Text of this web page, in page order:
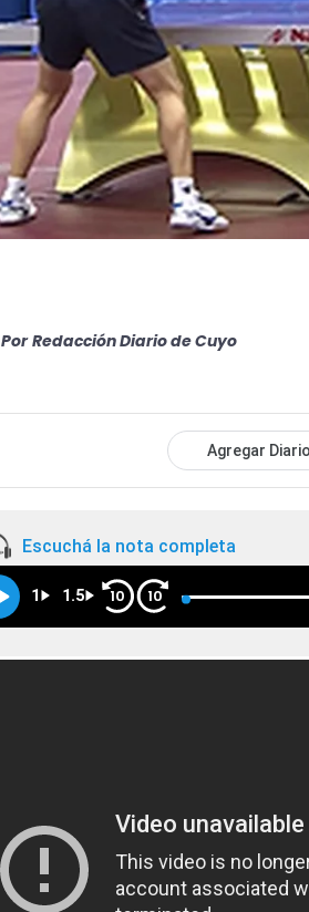
Por Redacción Diario de Cuyo
Agregar
Escuchá la nota completa
1 1.5 10 10